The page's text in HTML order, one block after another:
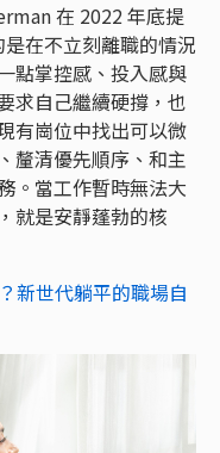
在 2022 年底提
是在不立刻離職的情況
點掌控感、投入感與
求自己繼續硬撐，也
有崗位中找出可以微
釐清優先順序、和主
。當工作暫時無法大
就是安靜蓬勃的核
新世代躺平的職場自